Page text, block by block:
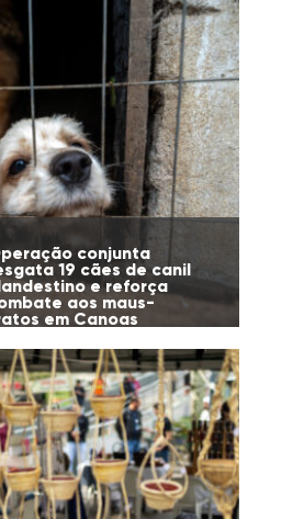
conjunta
19 cães de canil
e reforça
aos maus-
em Canoas